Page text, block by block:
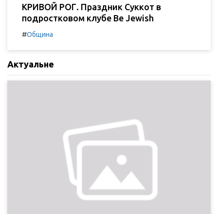
КРИВОЙ РОГ. Праздник Суккот в
подростковом клубе Be Jewish
#Община
Актуальне